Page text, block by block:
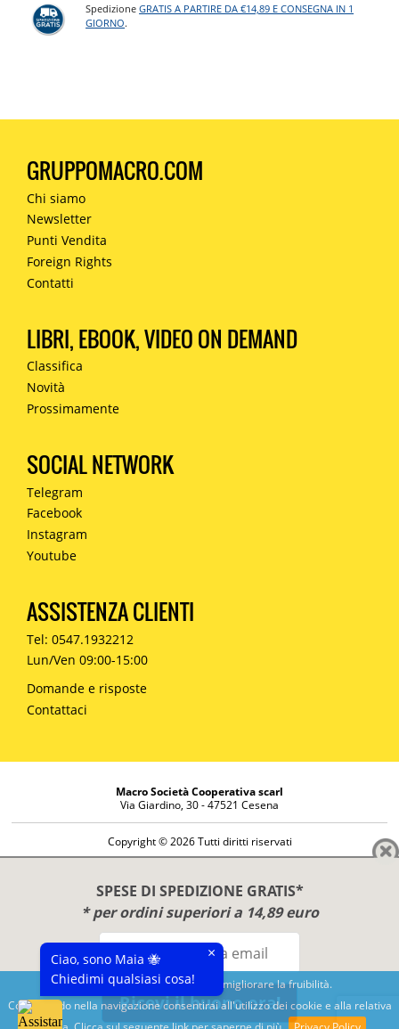
Questo sito utilizza cookies per migliorare la fruibilità.
Continuando nella navigazione consentirai all'utilizzo dei cookie e alla relativa
SPESE DI SPEDIZIONE GRATIS*
* per ordini superiori a 14,89 euro
Ricevi il buono ora!
SpedizioneGRATIS A PARTIRE DA €14,89 E CONSEGNA IN 1
GIORNO.
GRUPPOMACRO.COM
Chi siamo
Newsletter
Punti Vendita
Foreign Rights
Contatti
LIBRI, EBOOK, VIDEO ON DEMAND
Classifica
Novità
Prossimamente
SOCIAL NETWORK
Telegram
Facebook
Instagram
Youtube
ASSISTENZA CLIENTI
Tel: 0547.1932212
Lun/Ven 09:00-15:00
Domande e risposte
Contattaci
Macro Società Cooperativa scarl
Via Giardino, 30 - 47521 Cesena
Copyright © 2026 Tutti diritti riservati
Diritto di reso
Privacy Policy
Benessere e conoscenza dal 1987
Ciao, sono Maia 🐝
Chiedimi qualsiasi cosa!
×